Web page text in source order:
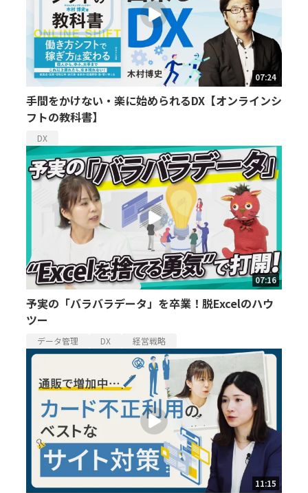
07:24
手間をかけない・楽に始められるDX【オンラインシ
フトの教科書】
DX
07:16
予実の「バラバラデータ」を卒業！脱Excelのハウ
ツー
データ管理 DX 経営戦略
11:15